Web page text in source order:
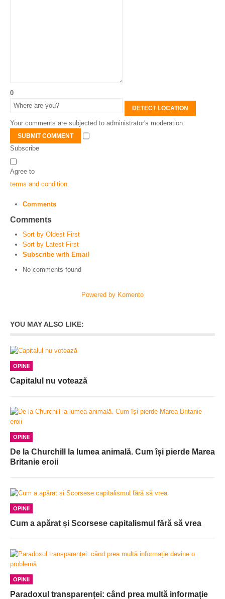
0
DETECT LOCATION
Your comments are subjected to administrator's moderation.
SUBMIT COMMENT
Subscribe
Agree to
terms and condition
Comments
Comments
Sort by Oldest First
Sort by Latest First
Subscribe with Email
No comments found
Powered by Komento
YOU MAY ALSO LIKE:
OPINII
Capitalul nu votează
OPINII
De la Churchill la lumea animală. Cum își pierde Marea
Britanie eroii
OPINII
Cum a apărat și Scorsese capitalismul fără să vrea
OPINII
Paradoxul transparenței: când prea multă informație